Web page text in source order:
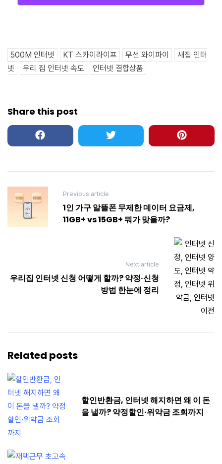
500M 인터넷 KT 스카이라이프 무선 와이파이
새집 인터
넷
우리 집 인터넷 속도 인터넷 결합상품
Share this post
Post
navigation
Previous article
1인 가구 알뜰폰 무제한 데이터 요금제,
11GB+ vs 15GB+ 뭐가 맞을까?
Next article
우리집 인터넷 신청 어떻게 할까? 약정·신청
방법 한눈에 정리
Related posts
할인반환금, 인터넷 해지하면 왜 이 돈
을 낼까? 약정할인·위약금 조회까지